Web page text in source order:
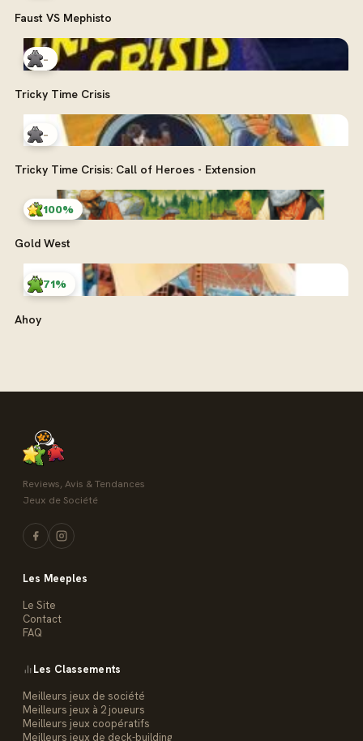
Faust VS Mephisto
-
Tricky Time Crisis
-
Tricky Time Crisis: Call of Heroes - Extension
100%
Gold West
71%
Ahoy
Reviews, Avis & Tendances
Jeux de Société
Les Meeples
Le Site
Contact
FAQ
Les Classements
Meilleurs jeux de société
Meilleurs jeux à 2 joueurs
Meilleurs jeux coopératifs
Meilleurs jeux de deck-building